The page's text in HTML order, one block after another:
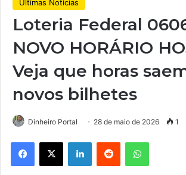
Últimas Notícias
Loteria Federal
NOVO HORÁRIO
Veja que horas
novos bilhetes
Dinheiro Portal 28 de maio de 2026 1
Facebook
X LinkedinReddit WhatsApp